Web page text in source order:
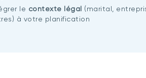
le contexte légal (marital,
à votre planification